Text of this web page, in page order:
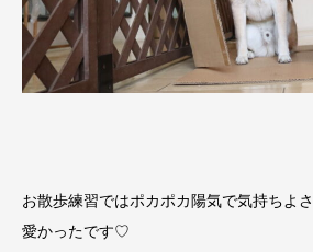
お散歩練習ではポカポカ陽気で気持ちよ
愛かったです♡